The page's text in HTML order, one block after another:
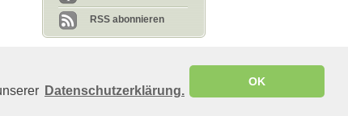
Datenschutzerklärung.
OK
RSS abonnieren
2008-2011 gastro.de - All rights reserved
Diese Seite wurde in 0.64 s geladen